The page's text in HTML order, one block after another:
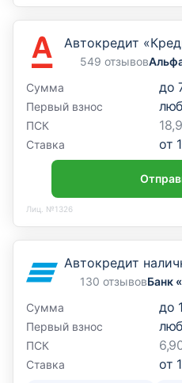
Автокредит
549 отзывов
Сумма
до
Первый взнос
ПСК
Ставка от
Лиц. №1326
Автокредит
130 отзывовБанк
Сумма
до
Первый взнос
ПСК
Ставка от